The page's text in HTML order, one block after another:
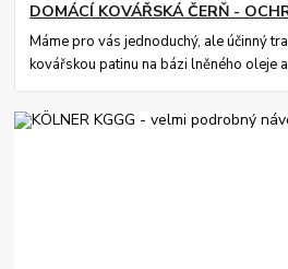
DOMÁCÍ KOVÁŘSKÁ ČERŇ -
Máme pro vás jednoduchý, ale účinný
kovářskou patinu na bázi lněného oleje